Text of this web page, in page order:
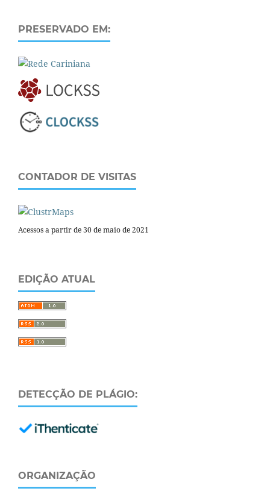
PRESERVADO EM:
CONTADOR DE VISITAS
Acessos a partir de 30 de maio de 2021
EDIÇÃO ATUAL
DETECÇÃO DE PLÁGIO:
ORGANIZAÇÃO